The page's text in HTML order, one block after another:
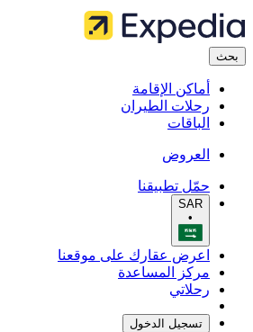
بحث
أماكن الإقامة
رحلات الطيران
الباقات
العروض
حمّل تطبيقنا
SAR
•
اعرض عقارك على موقعنا
مركز المساعدة
رحلاتي
تسجيل الدخول